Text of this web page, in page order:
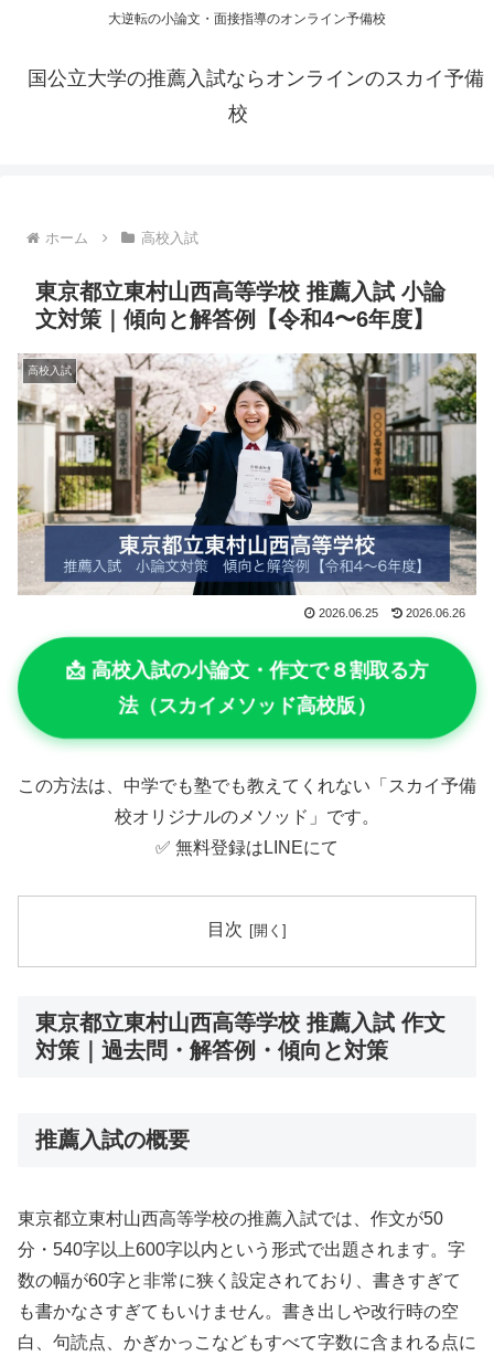
大逆転の小論文・面接指導のオンライン予備校
国公立大学の推薦入試ならオンラインのスカイ予備
校
ホーム 高校入試
東京都立東村山西高等学校 推薦入試 小論
文対策｜傾向と解答例【令和4〜6年度】
高校入試
2026.06.25 2026.06.26
📩 高校入試の小論文・作文で８割取る方
法（スカイメソッド高校版）
この方法は、中学でも塾でも教えてくれない「スカイ予備
校オリジナルのメソッド」です。
✅ 無料登録はLINEにて
目次
東京都立東村山西高等学校 推薦入試 作文
対策｜過去問・解答例・傾向と対策
推薦入試の概要
東京都立東村山西高等学校の推薦入試では、作文が50
分・540字以上600字以内という形式で出題されます。字
数の幅が60字と非常に狭く設定されており、書きすぎて
も書かなさすぎてもいけません。書き出しや改行時の空
白、句読点、かぎかっこなどもすべて字数に含まれる点に